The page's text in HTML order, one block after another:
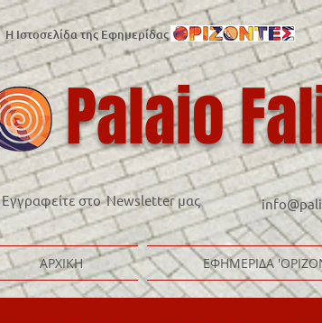
Η Ιστοσελίδα της Εφημερίδας
Palaio
ΑΡΧΙΚΗ ΕΦΗΜΕΡΙΔΑ
Εγγραφείτε στο Newsletter μας